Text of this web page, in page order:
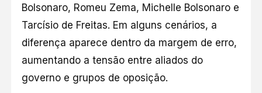
Bolsonaro, Romeu Zema, Michelle Bolsonaro e
Tarcísio de Freitas. Em alguns cenários, a
diferença aparece dentro da margem de erro,
aumentando a tensão entre aliados do
governo e grupos de oposição.